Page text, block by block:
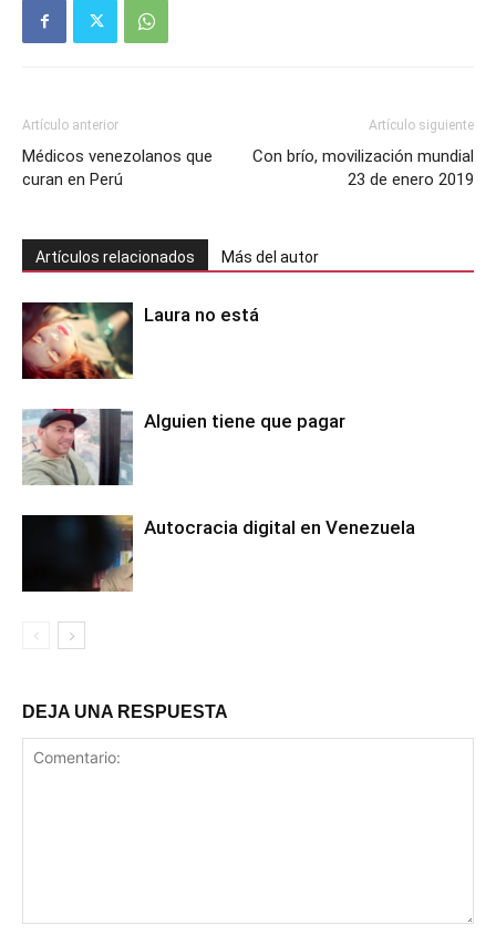
Artículo anterior
Médicos venezolanos que
curan en Perú
Artículo siguiente
Con brío, movilización mundial
23 de enero 2019
Artículos relacionados Más del autor
Laura no está
Alguien tiene que pagar
Autocracia digital en Venezuela
DEJA UNA RESPUESTA